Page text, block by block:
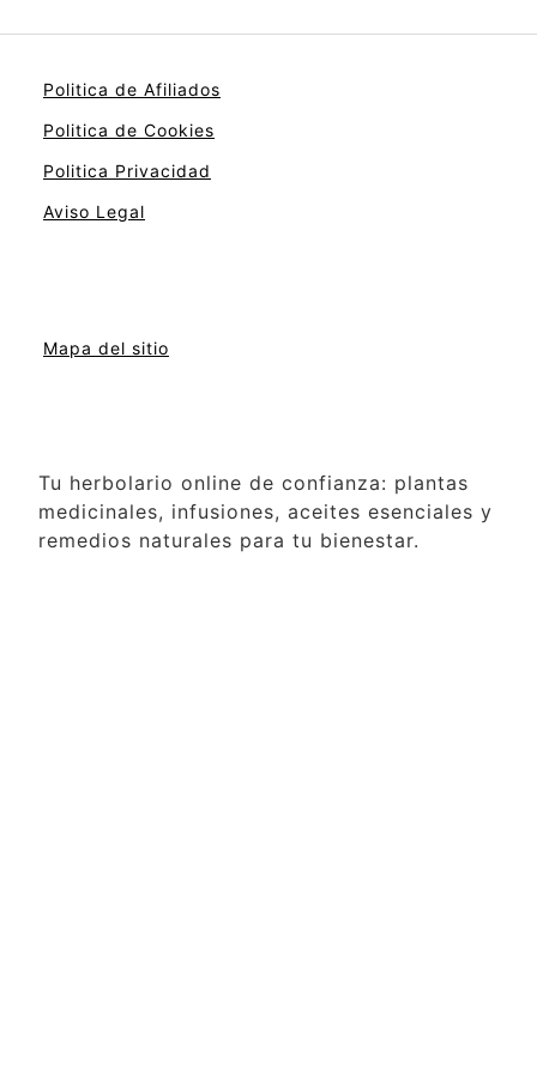
Politica de Afiliados
Politica de Cookies
Politica Privacidad
Aviso Legal
Mapa del sitio
Tu herbolario online de confianza: plantas
medicinales, infusiones, aceites esenciales y
remedios naturales para tu bienestar.